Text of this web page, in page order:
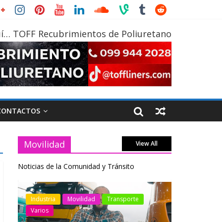
TOFF Recubrimientos de Poliuretano
Movilidad View All
Noticias de la Comunidad y Tránsito
Industria Movilidad
Transporte
Varios